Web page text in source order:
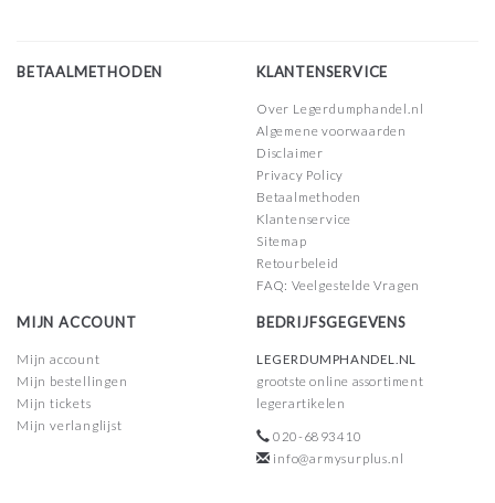
BETAALMETHODEN KLANTENSERVICE
Over Legerdumphandel.nl
Algemene voorwaarden
Disclaimer
Privacy Policy
Betaalmethoden
Klantenservice
Sitemap
Retourbeleid
FAQ: Veelgestelde Vragen
MIJN ACCOUNT
Mijn account
Mijn bestellingen
Mijn tickets
Mijn verlanglijst
BEDRIJFSGEGEVENS
LEGERDUMPHANDEL.NL
grootste online assortiment
legerartikelen
020-6893410
info@armysurplus.nl